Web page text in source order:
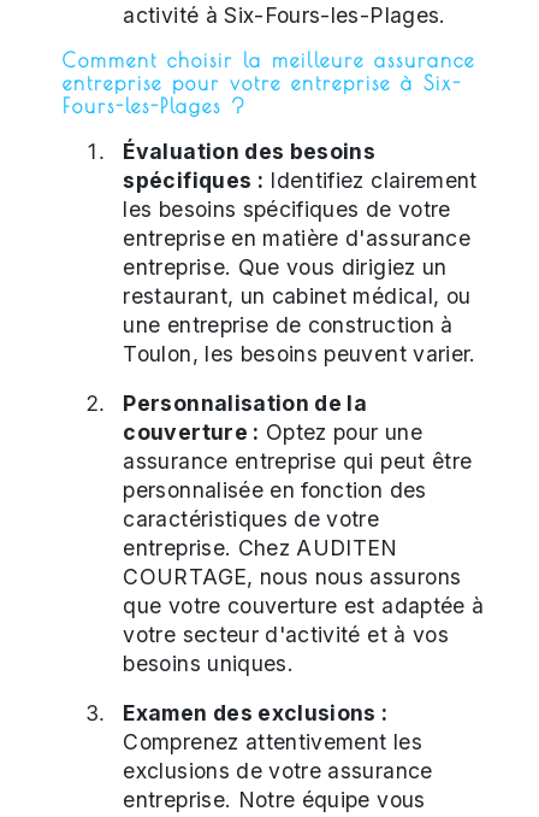
activité à Six-Fours-les-Plages.
Comment choisir la meilleure assurance
entreprise pour votre entreprise à Six-
Fours-les-Plages ?
Évaluation des besoins
spécifiques : Identifiez clairement
les besoins spécifiques de votre
entreprise en matière d'assurance
entreprise. Que vous dirigiez un
restaurant, un cabinet médical, ou
une entreprise de construction à
Toulon, les besoins peuvent varier.
Personnalisation de la
couverture : Optez pour une
assurance entreprise qui peut être
personnalisée en fonction des
caractéristiques de votre
entreprise. Chez AUDITEN
COURTAGE, nous nous assurons
que votre couverture est adaptée à
votre secteur d'activité et à vos
besoins uniques.
Examen des exclusions :
Comprenez attentivement les
exclusions de votre assurance
entreprise. Notre équipe vous